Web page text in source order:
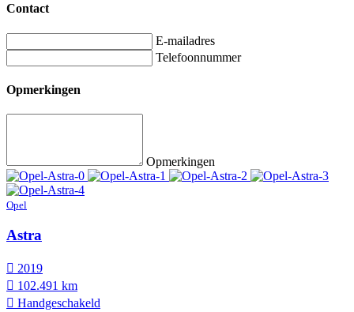
Contact
E-mailadres
Telefoonnummer
Opmerkingen
Opmerkingen
Opel
Astra
2019
102.491 km
Hand­geschakeld